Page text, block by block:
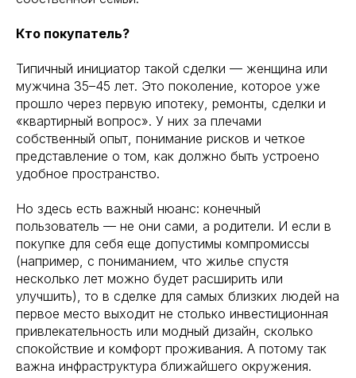
Кто покупатель?
Типичный инициатор такой сделки — женщина или
мужчина 35–45 лет. Это поколение, которое уже
прошло через первую ипотеку, ремонты, сделки и
«квартирный вопрос». У них за плечами
собственный опыт, понимание рисков и четкое
представление о том, как должно быть устроено
удобное пространство.
Но здесь есть важный нюанс: конечный
пользователь — не они сами, а родители. И если в
покупке для себя еще допустимы компромиссы
(например, с пониманием, что жилье спустя
несколько лет можно будет расширить или
улучшить), то в сделке для самых близких людей на
первое место выходит не столько инвестиционная
привлекательность или модный дизайн, сколько
спокойствие и комфорт проживания. А потому так
важна инфраструктура ближайшего окружения.